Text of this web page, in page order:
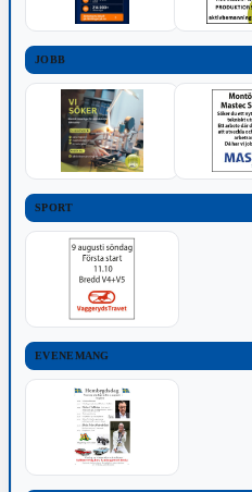
JOBB
SPORT
EVENEMANG